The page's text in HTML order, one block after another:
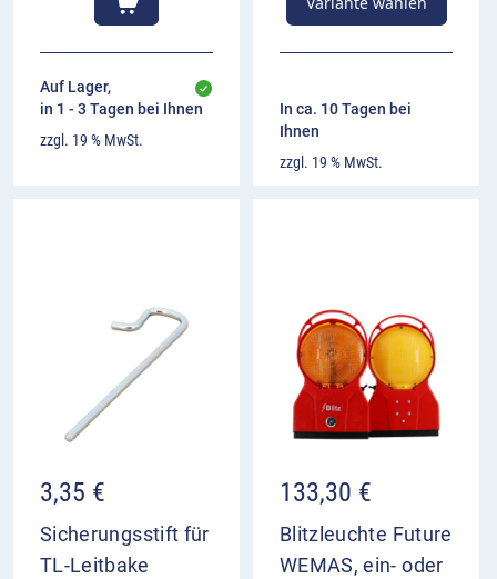
Auf Lager,
in 1 - 3 Tagen bei Ihnen
zzgl. 19 % MwSt.
In ca. 10 Tagen bei
Ihnen
zzgl. 19 % MwSt.
3,35 €
Sicherungsstift für
TL-Leitbake
133,30 €
Blitzleuchte Future
WEMAS, ein- oder